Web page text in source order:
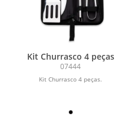
Kit Churrasco 4 peças
07444
Kit Churrasco 4 peças.